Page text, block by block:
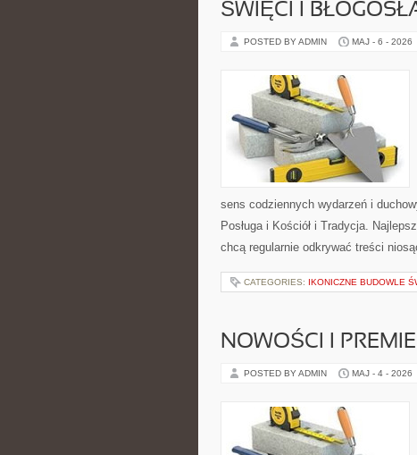
ŚWIĘCI I
POSTED BY ADMIN MAJ - 6 - 2026
sens codziennych wydarzeń i
Posługa i Kościół i Tradycja.
chcą regularnie odkrywać treści
CATEGORIES: IKONICZNE BUDOWLE
NOWOŚCI I
POSTED BY ADMIN MAJ - 4 - 2026